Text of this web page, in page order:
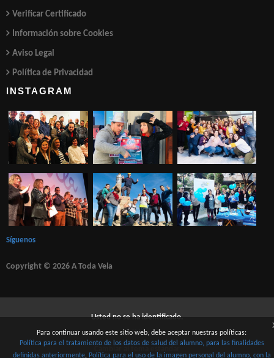
Verificar Certificado
Información sobre Cookies
Aviso Legal
Política de Privacidad
INSTAGRAM
Síguenos
Copyright © 2026 A Toda Vela
Usted no se ha identificado.
Políticas
Para continuar usando este sitio web, debe aceptar nuestras políticas:
Política para el tratamiento de los datos de salud del alumno, para las finalidades
definidas anteriormente
Política para el uso de la imagen personal del alumno, con la